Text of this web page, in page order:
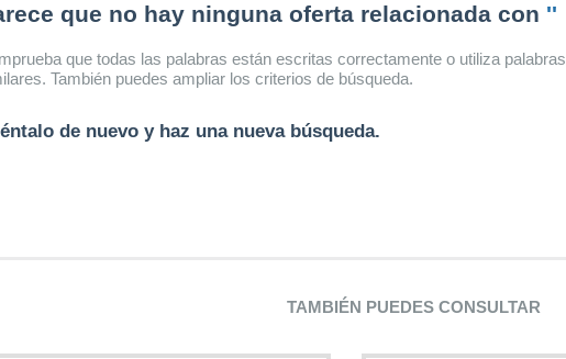
que no hay ninguna oferta relacionada con ''
que todas las palabras están escritas correctamente o utiliza palabras
También puedes ampliar los criterios de búsqueda.
de nuevo y haz una nueva búsqueda.
TAMBIÉN PUEDES CONSULTAR